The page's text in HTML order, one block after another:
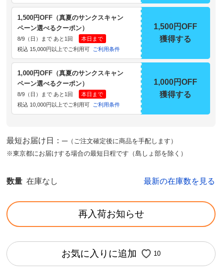
1,500円OFF（真夏のサンクスキャン
ペーン選べるクーポン）
8/9（日）まで あと1回
本日まで
税込 15,000円以上でご利用可
ご利用条件
1,500円OFF
獲得する
1,000円OFF（真夏のサンクスキャン
ペーン選べるクーポン）
8/9（日）まで あと1回
本日まで
税込 10,000円以上でご利用可
ご利用条件
1,000円OFF
獲得する
最短お届け日：─（ご注文確定後に商品を手配します）
※東京都にお届けする場合の最短日程です（島しょ部を除く）
数量 在庫なし 最新の在庫数を見る
再入荷お知らせ
お気に入りに追加 10